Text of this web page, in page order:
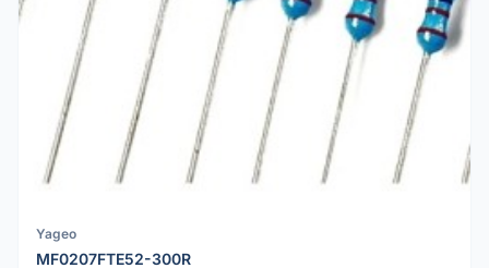
Yageo
MF0207FTE52-300R